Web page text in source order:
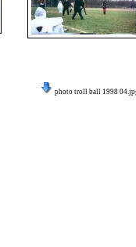
photo troll ball 1998